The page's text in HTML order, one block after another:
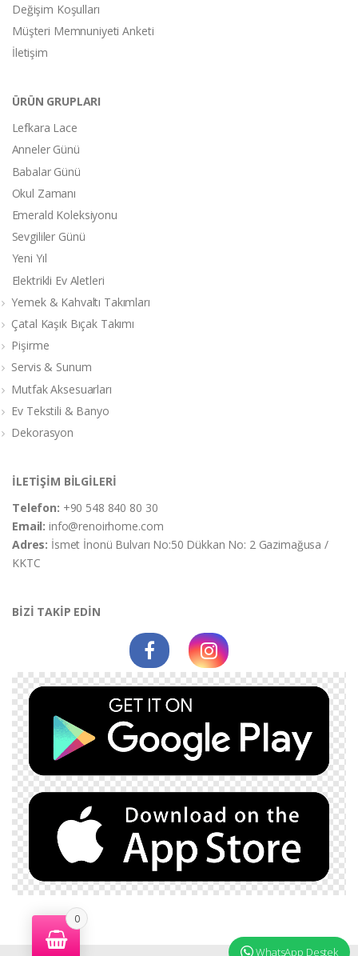
Değişim Koşulları
Müşteri Memnuniyeti Anketi
İletişim
ÜRÜN GRUPLARI
Lefkara Lace
Anneler Günü
Babalar Günü
Okul Zamanı
Emerald Koleksiyonu
Sevgililer Günü
Yeni Yıl
Elektrikli Ev Aletleri
Yemek & Kahvaltı Takımları
Çatal Kaşık Bıçak Takımı
Pişirme
Servis & Sunum
Mutfak Aksesuarları
Ev Tekstili & Banyo
Dekorasyon
İLETİŞİM BİLGİLERİ
Telefon: +90 548 840 80 30
Email:info@renoirhome.com
Adres: İsmet İnonü Bulvarı No:50 Dükkan No: 2 Gazimağusa /
KKTC
BİZİ TAKİP EDİN
0
WhatsApp Destek